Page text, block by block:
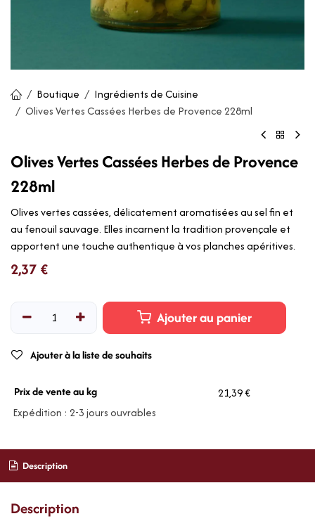
Boutique
Ingrédients de Cuisine
Olives Vertes Cassées Herbes de Provence 228ml
Olives Vertes Cassées Herbes de Provence
228ml
Olives vertes cassées, délicatement aromatisées au sel fin et
au fenouil sauvage. Elles incarnent la tradition provençale et
apportent une touche authentique à vos planches apéritives.
2,37 €
Ajouter au panier
Ajouter à la liste de souhaits
Prix de vente au kg
21,39 €
Expédition : 2-3 jours ouvrables
Description
Description